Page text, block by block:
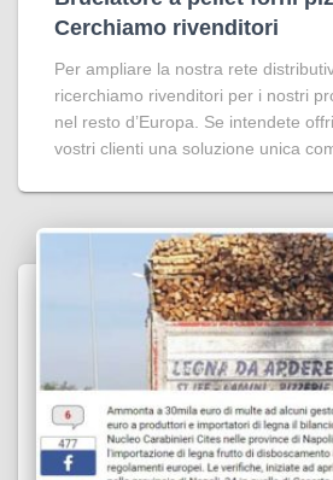
Cerchiamo rivenditori
Per ampliare la nostra rete
ricerchiamo rivenditori per i nostri
nel resto d’Europa. Se intendete
vostri clienti una soluzione unica